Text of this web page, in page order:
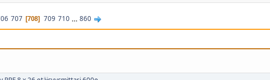
707 708 709 710 ... 860